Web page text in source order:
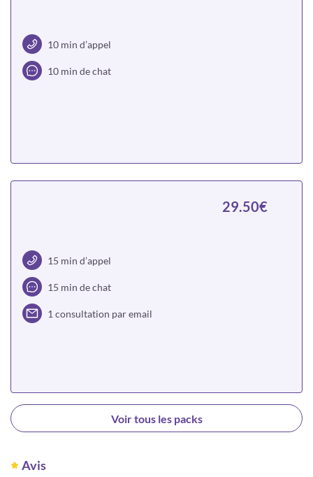
10 min d’appel
10 min de chat
15 min d’appel
15 min de chat
1 consultation par email
29.50€
Choisir
Voir tous les packs
Avis